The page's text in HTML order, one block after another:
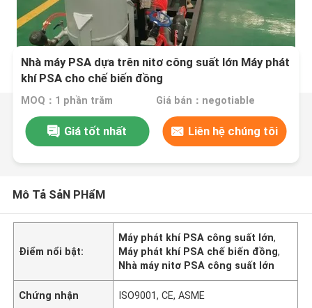
Nhà máy PSA dựa trên nitơ công suất lớn Máy phát
khí PSA cho chế biến đồng
MOQ：1 phần trăm Giá bán：negotiable
Giá tốt nhất Liên hệ chúng tôi
Mô Tả SảN PHẩM
Điểm nổi bật:
Máy phát khí PSA công suất lớn,
Máy phát khí PSA chế biến đồng,
Nhà máy nitơ PSA công suất lớn
Chứng nhận ISO9001, CE, ASME